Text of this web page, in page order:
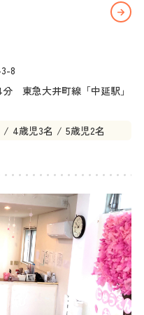
8
　東急大井町線「中延駅」
4歳児3名 5歳児2名